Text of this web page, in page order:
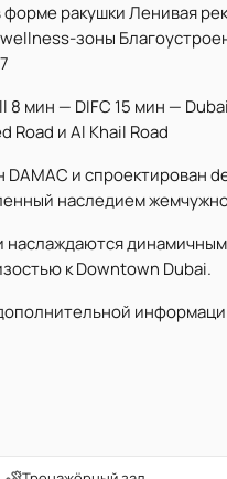
ракушки Ленивая
зоны
8 мин — DIFC 15 мин —
Road и Al Khail Road
и спроектирован
наследием
наслаждаются
к Downtown Dubai.